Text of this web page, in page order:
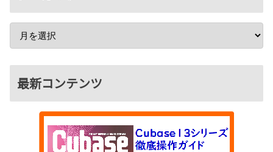
最新コンテンツ